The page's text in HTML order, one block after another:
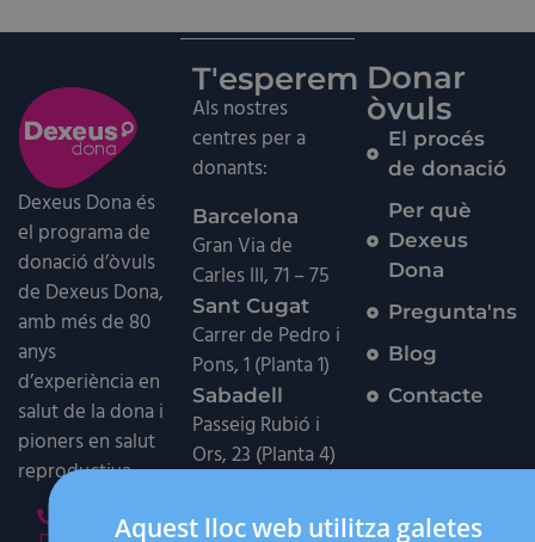
Dexeus Dona és
el programa de
donació d’òvuls
de Dexeus Dona,
amb més de 80
anys
d’experiència en
salut de la dona i
pioners en salut
reproductiva.
900 102 556
T'esperem
Als nostres
centres per a
donants:
Barcelona
Gran Via de
Carles III, 71 – 75
Sant Cugat
Carrer de Pedro i
Pons, 1 (Planta 1)
Sabadell
Passeig Rubió i
Ors, 23 (Planta 4)
Carrer dels
Donar
òvuls
El procés
de donació
Per què
Dexeus
Dona
Pregunta'ns
Blog
Contacte
Aquest lloc web utilitza galetes